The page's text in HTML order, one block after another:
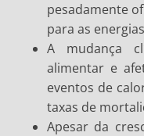
pesadamente
para as
A mudança
alimentar e
eventos de
taxas de
Apesar da